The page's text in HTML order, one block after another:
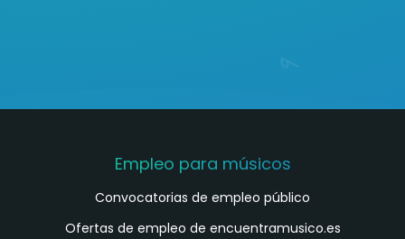
Empleo para músicos
Convocatorias de empleo público
Ofertas de empleo de encuentramusico.es